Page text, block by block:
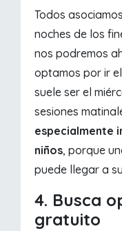
Todos
noches de los
nos podremos
optamos por ir
suele ser el
sesiones
especialmente
niños, porque
puede llegar a
4. Busca
gratuito